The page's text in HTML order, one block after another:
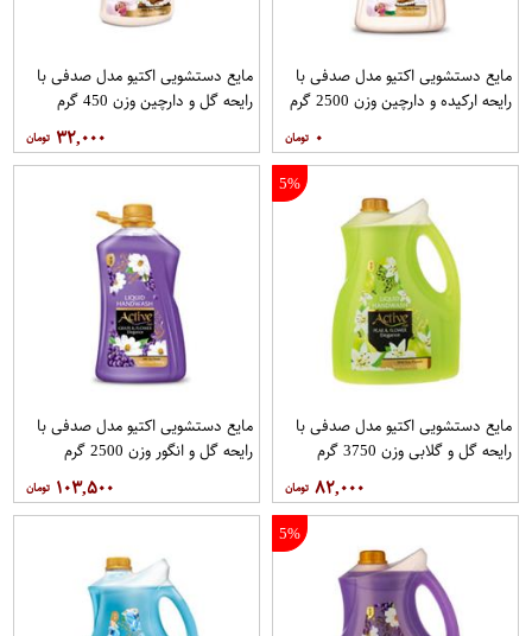
مایع دستشویی اکتیو مدل صدفی با
رایحه ارکیده و دارچین وزن 2500 گرم
۰
مایع دستشویی اکتیو مدل صدفی با
رایحه گل و دارچین وزن 450 گرم
۳۲,۰۰۰
5%
مایع دستشویی اکتیو مدل صدفی با
رایحه گل و گلابی وزن 3750 گرم
۸۲,۰۰۰
مایع دستشویی اکتیو مدل صدفی با
رایحه گل و انگور وزن 2500 گرم
۱۰۳,۵۰۰
5%